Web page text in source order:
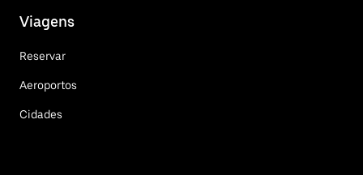
Viagens
Reservar
Aeroportos
Cidades